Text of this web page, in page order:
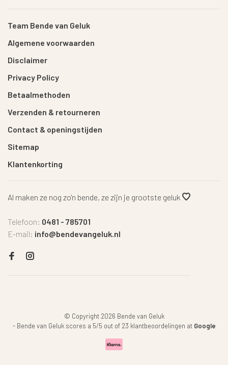
Team Bende van Geluk
Algemene voorwaarden
Disclaimer
Privacy Policy
Betaalmethoden
Verzenden & retourneren
Contact & openingstijden
Sitemap
Klantenkorting
Al maken ze nog zo'n bende, ze zijn je grootste geluk
Telefoon: 0481 - 785701
E-mail: info@bendevangeluk.nl
© Copyright 2026 Bende van Geluk
- Bende van Geluk scores a 5/5 out of 23 klantbeoordelingen at Google